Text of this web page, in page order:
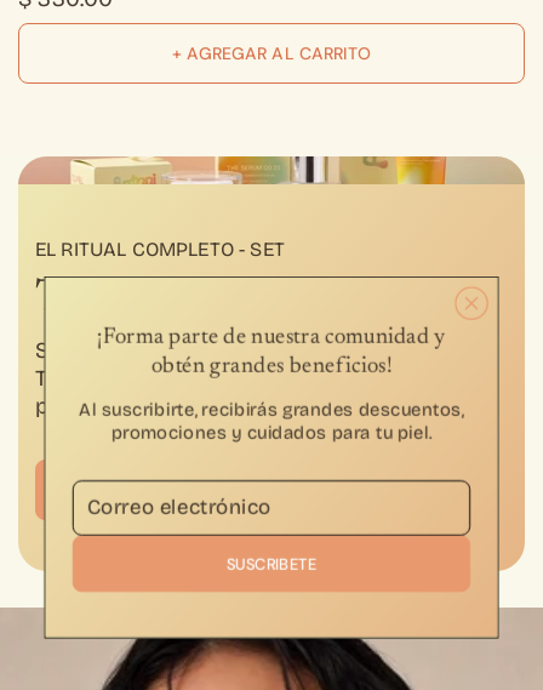
¡Forma parte de nuestra comunidad y
obtén grandes beneficios!
Al suscribirte, recibirás grandes descuentos,
promociones y cuidados para tu piel.
Correo electrónico
SUSCRIBETE
+ AGREGAR AL CARRITO
EL RITUAL COMPLETO - SET
The Trio
Sérum, crema y bálsamo en un solo gesto.
Tu rutina de la mañana a la noche — con un
precio especial.AHORRA 14%
$ 1,,650